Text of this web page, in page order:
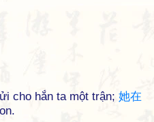
cho hắn ta một trận; 她在